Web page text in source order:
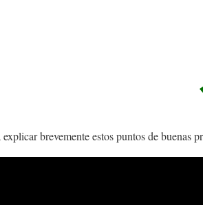
brevemente estos puntos de buenas